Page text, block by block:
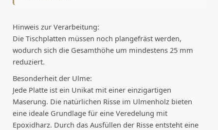
Hinweis zur Verarbeitung:
Die Tischplatten müssen noch plangefräst werden,
wodurch sich die Gesamthöhe um mindestens 25 mm
reduziert.
Besonderheit der Ulme:
Jede Platte ist ein Unikat mit einer einzigartigen
Maserung. Die natürlichen Risse im Ulmenholz bieten
eine ideale Grundlage für eine Veredelung mit
Epoxidharz. Durch das Ausfüllen der Risse entsteht eine